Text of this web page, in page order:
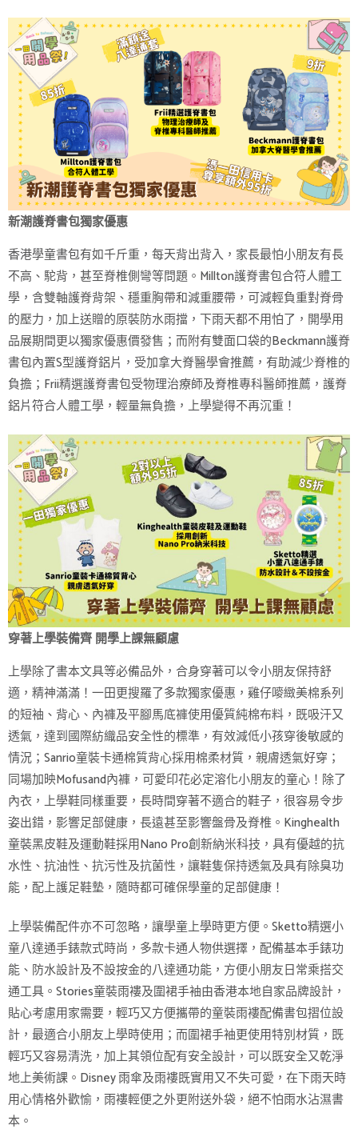
新潮護脊書包獨家優惠
香港學童書包有如千斤重，每天背出背入，家長最怕小朋友有長
不高、駝背，甚至脊椎側彎等問題。Millton護脊書包合符人體工
學，含雙軸護脊背架、穩重胸帶和減重腰帶，可減輕負重對脊骨
的壓力，加上送贈的原裝防水雨擋，下雨天都不用怕了，開學用
品展期間更以獨家優惠價發售；而附有雙面口袋的Beckmann護脊
書包內置S型護脊鋁片，受加拿大脊醫學會推薦，有助減少脊椎的
負擔；Frii精選護脊書包受物理治療師及脊椎專科醫師推薦，護脊
鋁片符合人體工學，輕量無負擔，上學變得不再沉重！
穿著上學裝備齊 開學上課無顧慮
上學除了書本文具等必備品外，合身穿著可以令小朋友保持舒
適，精神滿滿！一田更搜羅了多款獨家優惠，雞仔嘜緻美棉系列
的短袖、背心、內褲及平腳馬底褲使用優質純棉布料，既吸汗又
透氣，達到國際紡織品安全性的標準，有效減低小孩穿後敏感的
情況；Sanrio童裝卡通棉質背心採用棉柔材質，親膚透氣好穿；
同場加映Mofusand內褲，可愛印花必定溶化小朋友的童心！除了
內衣，上學鞋同樣重要，長時間穿著不適合的鞋子，很容易令步
姿出錯，影響足部健康，長遠甚至影響盤骨及脊椎。Kinghealth
童裝黑皮鞋及運動鞋採用Nano Pro創新納米科技，具有優越的抗
水性、抗油性、抗污性及抗菌性，讓鞋隻保持透氣及具有除臭功
能，配上護足鞋墊，隨時都可確保學童的足部健康！
上學裝備配件亦不可忽略，讓學童上學時更方便。Sketto精選小
童八達通手錶款式時尚，多款卡通人物供選擇，配備基本手錶功
能、防水設計及不設按金的八達通功能，方便小朋友日常乘搭交
通工具。Stories童裝雨褸及圍裙手袖由香港本地自家品牌設計，
貼心考慮用家需要，輕巧又方便攜帶的童裝雨褸配備書包摺位設
計，最適合小朋友上學時使用；而圍裙手袖更使用特別材質，既
輕巧又容易清洗，加上其領位配有安全設計，可以既安全又乾淨
地上美術課。Disney 雨傘及雨褸既實用又不失可愛，在下雨天時
用心情格外歡愉，雨褸輕便之外更附送外袋，絕不怕雨水沾濕書
本。